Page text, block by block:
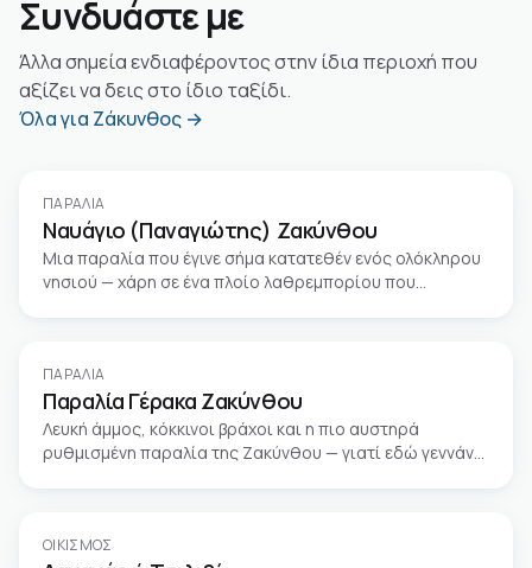
Συνδυάστε με
Άλλα σημεία ενδιαφέροντος στην ίδια περιοχή που
αξίζει να δεις στο ίδιο ταξίδι.
Όλα για Ζάκυνθος →
ΠΑΡΑΛΊΑ
Ναυάγιο (Παναγιώτης) Ζακύνθου
Μια παραλία που έγινε σήμα κατατεθέν ενός ολόκληρου
νησιού — χάρη σε ένα πλοίο λαθρεμπορίου που
ΠΑΡΑΛΊΑ
Παραλία Γέρακα Ζακύνθου
Λευκή άμμος, κόκκινοι βράχοι και η πιο αυστηρά
ρυθμισμένη παραλία της Ζακύνθου — γιατί εδώ γεννάνε
ΟΙΚΙΣΜΌΣ